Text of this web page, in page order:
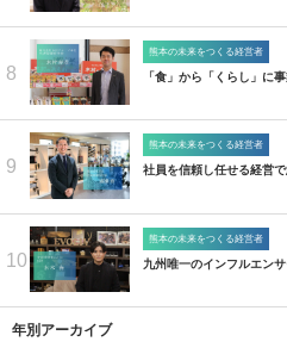
8
熊本の未来をつくる経営者
「食」から「くらし」に
9
熊本の未来をつくる経営者
社員を信頼し任せる経営
10
熊本の未来をつくる経営者
九州唯一のインフルエン
年別アーカイブ